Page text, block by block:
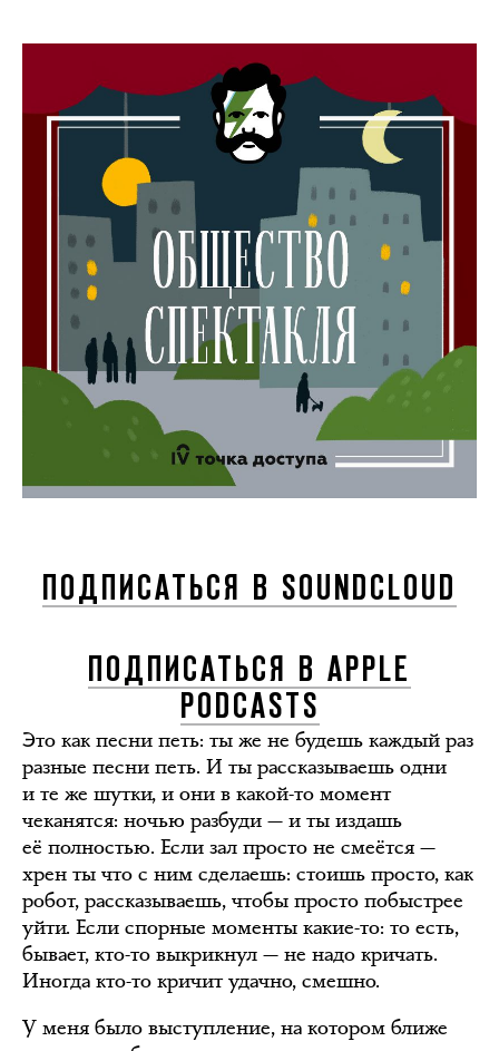
ПОДПИСАТЬСЯ В SOUNDCLOUD
ПОДПИСАТЬСЯ В APPLE
PODCASTS
Это как песни петь: ты же не будешь каждый раз
разные песни петь. И ты рассказываешь одни
и те же шутки, и они в какой-то момент
чеканятся: ночью разбуди — и ты издашь
её полностью. Если зал просто не смеётся —
хрен ты что с ним сделаешь: стоишь просто, как
робот, рассказываешь, чтобы просто побыстрее
уйти. Если спорные моменты какие-то: то есть,
бывает, кто-то выкрикнул — не надо кричать.
Иногда кто-то кричит удачно, смешно.
У меня было выступление, на котором ближе